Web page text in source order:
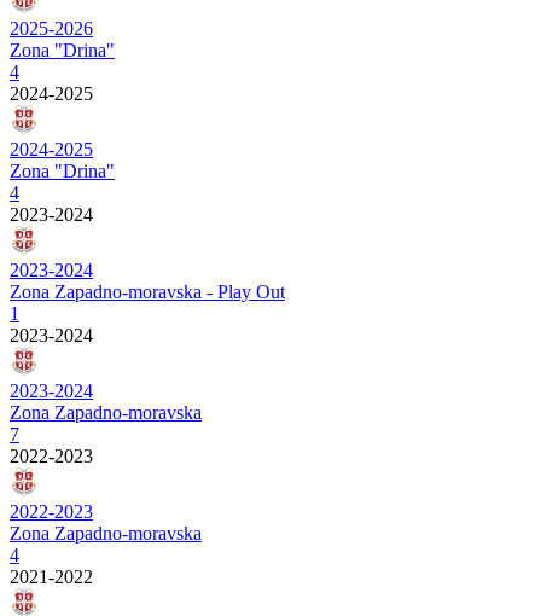
2025-2026
Zona "Drina"
4
2024-2025
2024-2025
Zona "Drina"
4
2023-2024
2023-2024
Zona Zapadno-moravska - Play Out
1
2023-2024
2023-2024
Zona Zapadno-moravska
7
2022-2023
2022-2023
Zona Zapadno-moravska
4
2021-2022